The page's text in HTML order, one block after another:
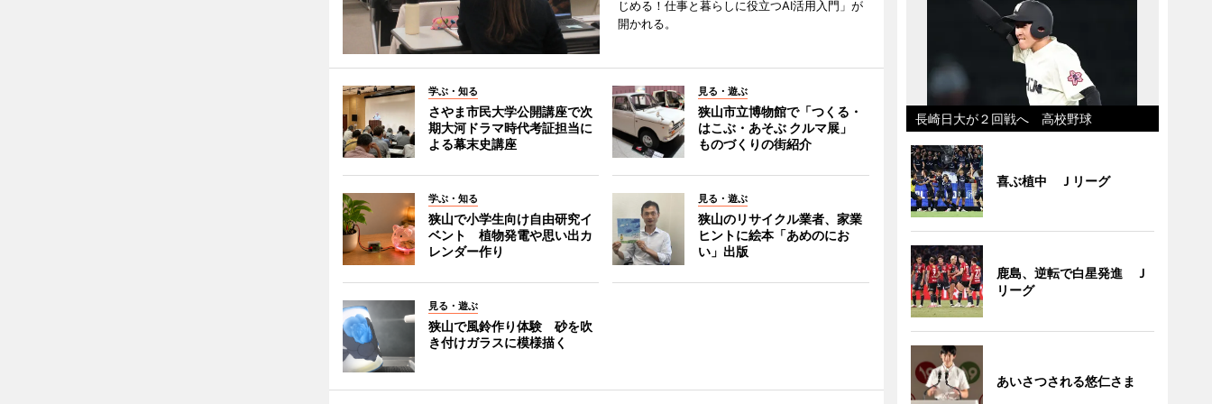
じめる！仕事と暮らしに役立つAI活用入門」が
開かれる。
学ぶ・知る
さやま市民大学公開講座で次
期大河ドラマ時代考証担当に
よる幕末史講座
見る・遊ぶ
狭山市立博物館で「つくる・
はこぶ・あそぶ クルマ展」
ものづくりの街紹介
学ぶ・知る
狭山で小学生向け自由研究イ
ベント 植物発電や思い出カ
レンダー作り
見る・遊ぶ
狭山のリサイクル業者、家業
ヒントに絵本「あめのにお
い」出版
見る・遊ぶ
狭山で風鈴作り体験 砂を吹
き付けガラスに模様描く
長崎日大が２回戦へ 高校野球
喜ぶ植中 Ｊリーグ
鹿島、逆転で白星発進 Ｊ
リーグ
あいさつされる悠仁さま